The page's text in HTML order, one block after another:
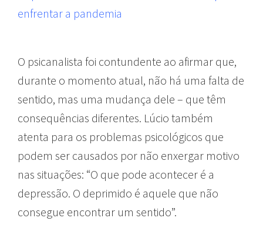
enfrentar a pandemia
O psicanalista foi contundente ao afirmar que,
durante o momento atual, não há uma falta de
sentido, mas uma mudança dele – que têm
consequências diferentes. Lúcio também
atenta para os problemas psicológicos que
podem ser causados por não enxergar motivo
nas situações: “O que pode acontecer é a
depressão. O deprimido é aquele que não
consegue encontrar um sentido”.